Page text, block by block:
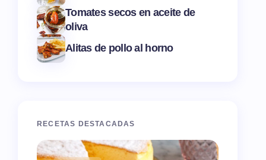
Tomates secos en aceite de
oliva
Alitas de pollo al horno
RECETAS DESTACADAS